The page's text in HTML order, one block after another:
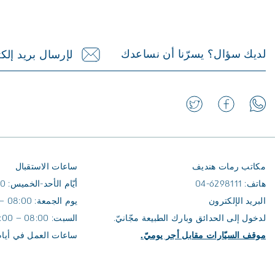
لديك سؤال؟ يسرّنا أن نساعدك لإرسال بريد
مكاتب رمات هنديف
هاتف: 6298111-04
البريد الإلكترون
لدخول إلى الحدائق وبارك الطبيعة مجّانيّ.
موقف السيّارات مقابل أجر يوميّ.
ساعات الاستقبال
أيّام الأحد-الخميس: 08:00 – 16:00
يوم الجمعة: 08:00 – 14:00
السبت: 08:00 – 16:00
ساعات العمل في